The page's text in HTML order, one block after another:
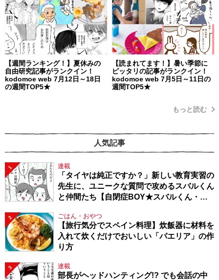
【週間ランキング！】夏休みの
自由研究記事がランクイン！
kodomoe web 7月12日～18日
の週間TOP5★
【読まれてます！】暑い季節に
ピッタリの記事がランクイン！
kodomoe web 7月5日～11日の
週間TOP5★
もっと読む
人気記事
1 連載
「タイヤは純正ですか？」新しい教育実習の
先生に、ユニークな質問で攻めるスバルくん
と仲間たち【自閉症BOY★スバルくん・
2 ごはん・おやつ
【旅行気分でスペイン料理】炊飯器に材料を
入れて炊くだけでおいしい「パエリア」の作
り方
3 連載
部長がヘッドハンティング!? でも会話の中